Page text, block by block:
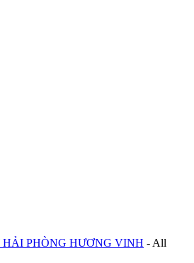
PHÒNG HƯƠNG VINH - All